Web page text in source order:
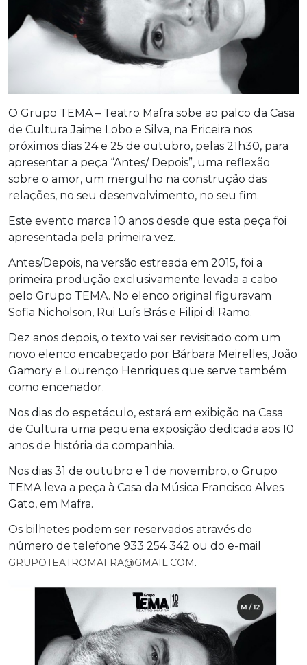
O Grupo TEMA – Teatro Mafra sobe ao palco da Casa
de Cultura Jaime Lobo e Silva, na Ericeira nos
próximos dias 24 e 25 de outubro, pelas 21h30, para
apresentar a peça “Antes/ Depois”, uma reflexão
sobre o amor, um mergulho na construção das
relações, no seu desenvolvimento, no seu fim.
Este evento marca 10 anos desde que esta peça foi
apresentada pela primeira vez.
Antes/Depois, na versão estreada em 2015, foi a
primeira produção exclusivamente levada a cabo
pelo Grupo TEMA. No elenco original figuravam
Sofia Nicholson, Rui Luís Brás e Filipi di Ramo.
Dez anos depois, o texto vai ser revisitado com um
novo elenco encabeçado por Bárbara Meirelles, João
Gamory e Lourenço Henriques que serve também
como encenador.
Nos dias do espetáculo, estará em exibição na Casa
de Cultura uma pequena exposição dedicada aos 10
anos de história da companhia.
Nos dias 31 de outubro e 1 de novembro, o Grupo
TEMA leva a peça à Casa da Música Francisco Alves
Gato, em Mafra.
Os bilhetes podem ser reservados através do
número de telefone 933 254 342 ou do e-mail
GRUPOTEATROMAFRA@GMAIL.COM.